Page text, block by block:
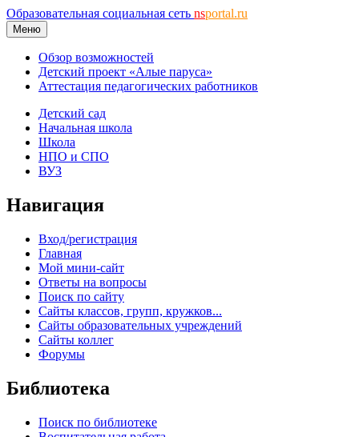
Образовательная социальная сеть nsportal.ru
Меню
Обзор возможностей
Детский проект «Алые паруса»
Аттестация педагогических работников
Детский сад
Начальная школа
Школа
НПО и СПО
ВУЗ
Навигация
Вход/регистрация
Главная
Мой мини-сайт
Ответы на вопросы
Поиск по сайту
Сайты классов, групп, кружков...
Сайты образовательных учреждений
Сайты коллег
Форумы
Библиотека
Поиск по библиотеке